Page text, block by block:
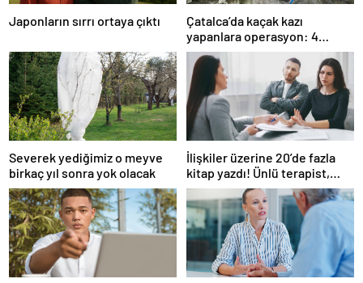
Japonların sırrı ortaya çıktı
Çatalca’da kaçak kazı
yapanlara operasyon: 4
gözaltı
Severek yediğimiz o meyve
birkaç yıl sonra yok olacak
İlişkiler üzerine 20’de fazla
kitap yazdı! Ünlü terapist,
boşanmaların gerçek
suçlularını açıklıyor